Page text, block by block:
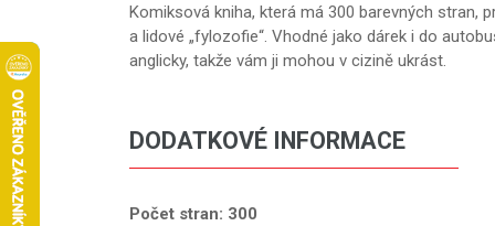
Komiksová kniha, která má 300 barevných stran,
a lidové „fylozofie“. Vhodné jako dárek i do
anglicky, takže vám ji mohou v cizině ukrást.
DODATKOVÉ INFORMACE
Počet stran: 300